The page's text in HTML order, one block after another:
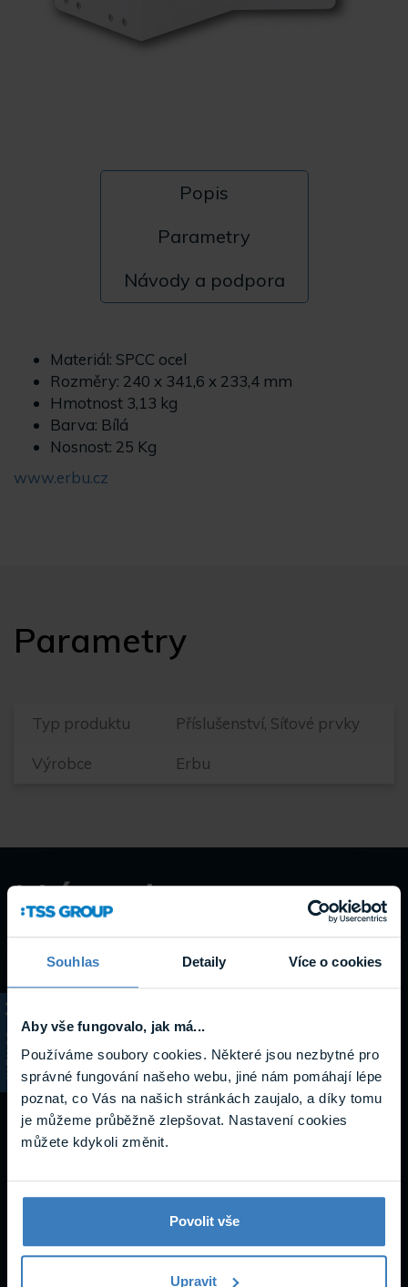
Souhlas Detaily Více o cookies
Aby vše fungovalo, jak má...
Používáme soubory cookies. Některé jsou nezbytné pro
správné fungování našeho webu, jiné nám pomáhají lépe
poznat, co Vás na našich stránkách zaujalo, a díky tomu
je můžeme průběžně zlepšovat. Nastavení cookies
můžete kdykoli změnit.
Povolit vše
Upravit
KATALOG
Popis
Parametry
Návody a podpora
Materiál: SPCC ocel
Rozměry: 240 x 341,6 x 233,4 mm
Hmotnost 3,13 kg
Barva: Bílá
Nosnost: 25 Kg
www.erbu.cz
Parametry
Typ produktu Příslušenství, Síťové prvky
Výrobce Erbu
Návody a
podpora
Datasheety
ERBU R-CMA en datasheet